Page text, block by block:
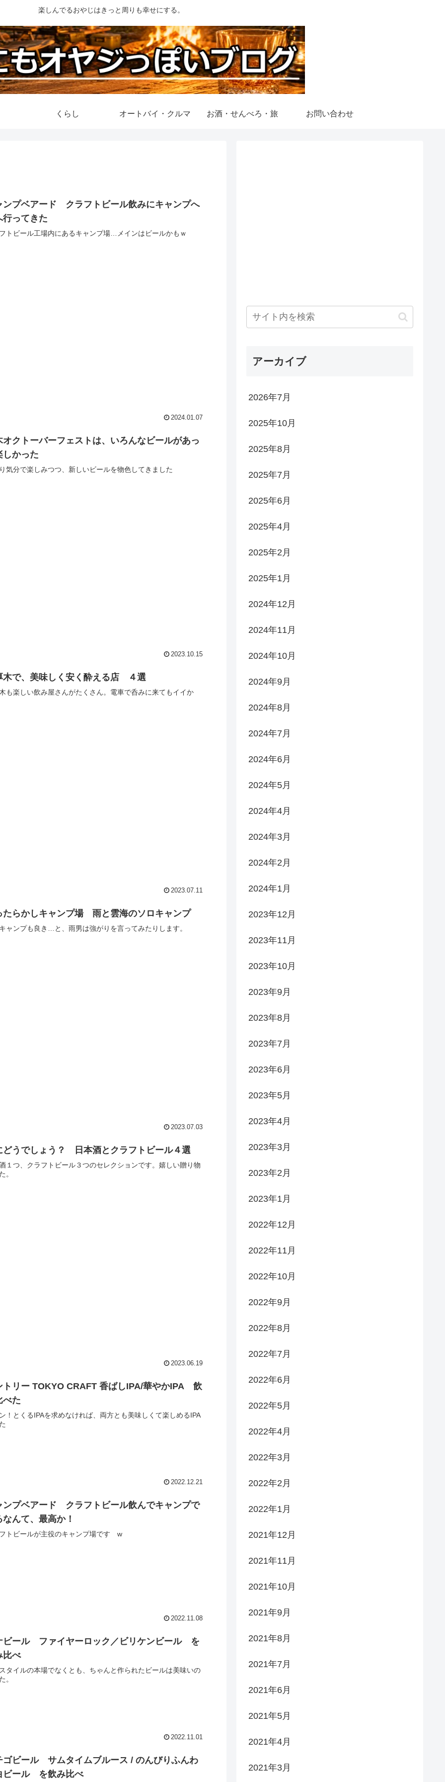
楽しんでるおやじはきっと周りも幸せにする。
くらし オートバイ・クルマ お酒・せんべろ・旅 お問い合わせ
ンプベアード クラフトビール飲みにキャンプへ
行ってきた
トビール工場内にあるキャンプ場…メインはビールかもｗ
2024.01.07
オクトーバーフェストは、いろんなビールがあっ
しかった
気分で楽しみつつ、新しいビールを物色してきました
2023.10.15
木で、美味しく安く酔える店 ４選
も楽しい飲み屋さんがたくさん。電車で呑みに来てもイイか
2023.07.11
たらかしキャンプ場 雨と雲海のソロキャンプ
ャンプも良き…と、雨男は強がりを言ってみたりします。
2023.07.03
どうでしょう？ 日本酒とクラフトビール４選
１つ、クラフトビール３つのセレクションです。嬉しい贈り物
。
2023.06.19
トリー TOKYO CRAFT 香ばしIPA/華やかIPA 飲
べた
！とくるIPAを求めなければ、両方とも美味しくて楽しめるIPA
2022.12.21
ンプベアード クラフトビール飲んでキャンプで
なんて、最高か！
トビールが主役のキャンプ場です w
2022.11.08
ビール ファイヤーロック／ビリケンビール を
比べ
タイルの本場でなくとも、ちゃんと作られたビールは美味いの
。
2022.11.01
ゴビール サムタイムブルース / のんびりふんわ
ビール を飲み比べ
アーカイブ
2026年7月
2025年10月
2025年8月
2025年7月
2025年6月
2025年4月
2025年2月
2025年1月
2024年12月
2024年11月
2024年10月
2024年9月
2024年8月
2024年7月
2024年6月
2024年5月
2024年4月
2024年3月
2024年2月
2024年1月
2023年12月
2023年11月
2023年10月
2023年9月
2023年8月
2023年7月
2023年6月
2023年5月
2023年4月
2023年3月
2023年2月
2023年1月
2022年12月
2022年11月
2022年10月
2022年9月
2022年8月
2022年7月
2022年6月
2022年5月
2022年4月
2022年3月
2022年2月
2022年1月
2021年12月
2021年11月
2021年10月
2021年9月
2021年8月
2021年7月
2021年6月
2021年5月
2021年4月
2021年3月